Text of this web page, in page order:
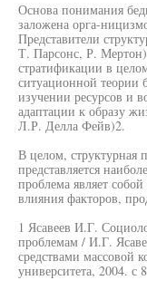
Основа понимания
заложена орга-
Представители
Т. Парсонс, Р. Мертон)
стратификации в
ситуационной теории
изучении ресурсов и
адаптации к образу
Л.Р. Делла Фейв)2.
В целом, структурная
представляется
проблема являет
влияния факторов,
1 Ясавеев И.Г.
проблемам / И.Г.
средствами массовой
университета, 2004. с